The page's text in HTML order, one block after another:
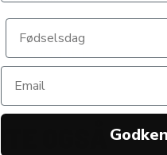
69,00 DKK
OGSÅ